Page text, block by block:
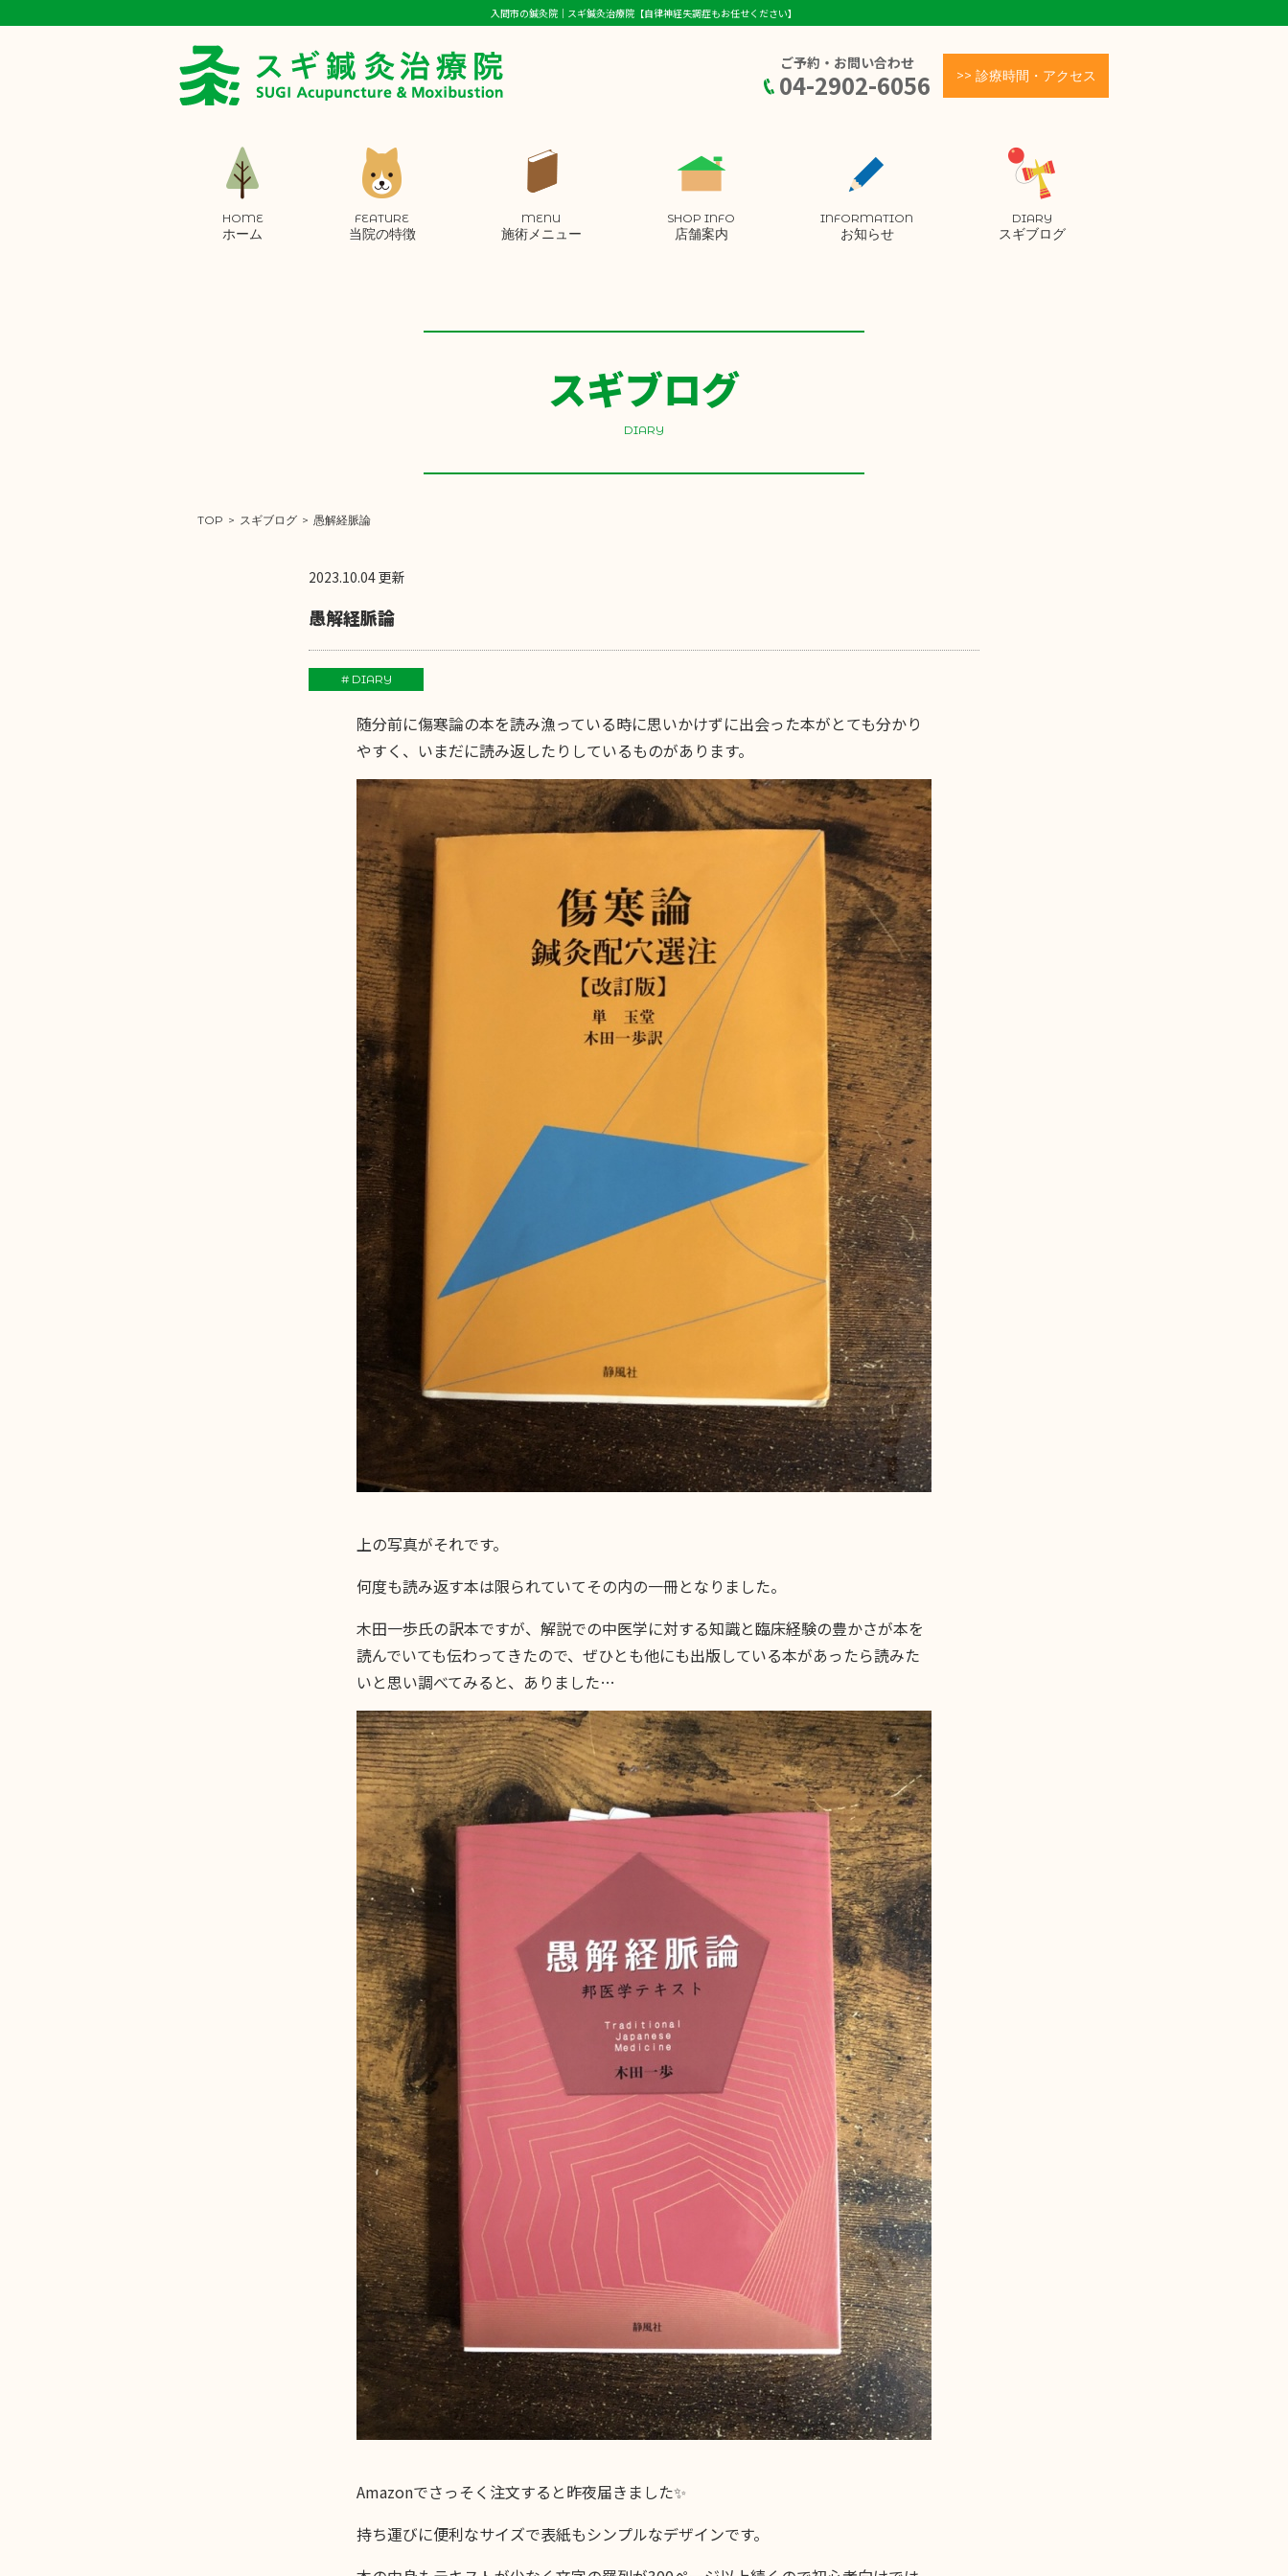
入間市の鍼灸院｜スギ鍼灸治療院【自律神経失調症もお任せください】
ご予約・お問い合わせ
04-2902-6056 >> 診療時間・アクセス
ホーム
HOME
当院の特徴
FEATURE
施術メニュー
MENU
店舗案内
SHOP INFO
お知らせ
INFORMATION
スギブログ
DIARY
スギブログ
DIARY
TOP > スギブログ > 愚解経脈論
2023.10.04 更新
愚解経脈論
# DIARY
随分前に傷寒論の本を読み漁っている時に思いかけずに出会った本がとても分かり
やすく、いまだに読み返したりしているものがあります。
上の写真がそれです。
何度も読み返す本は限られていてその内の一冊となりました。
木田一歩氏の訳本ですが、解説での中医学に対する知識と臨床経験の豊かさが本を
読んでいても伝わってきたので、ぜひとも他にも出版している本があったら読みた
いと思い調べてみると、ありました…
Amazonでさっそく注文すると昨夜届きました✨
持ち運びに便利なサイズで表紙もシンプルなデザインです。